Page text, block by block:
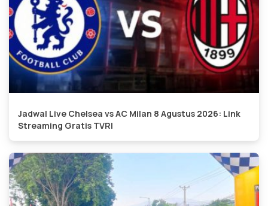
Jadwal Live Chelsea vs AC Milan 8 Agustus 2026: Link
Streaming Gratis TVRI